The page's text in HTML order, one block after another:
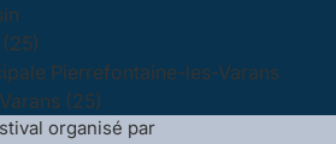
Pierrefontaine-les-Varans
(25)
organisé par